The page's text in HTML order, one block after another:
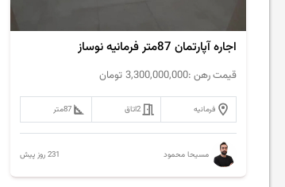
اجاره آپارتمان 87متر فرمانیه نوساز
قیمت رهن :3,300,000,000 تومان
فرمانیه 2اتاق 87متر
مسیحا محمود 231 روز پیش